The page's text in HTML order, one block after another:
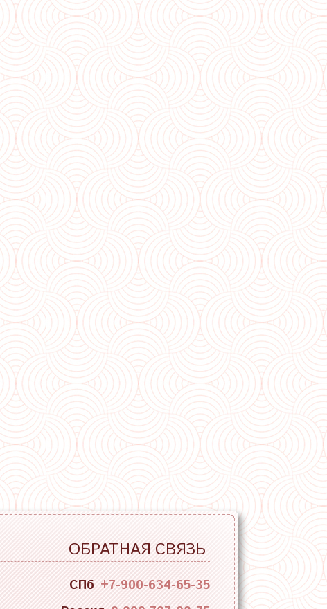
ОБРАТНАЯ СВЯЗЬ
СПб +7-900-634-65-35